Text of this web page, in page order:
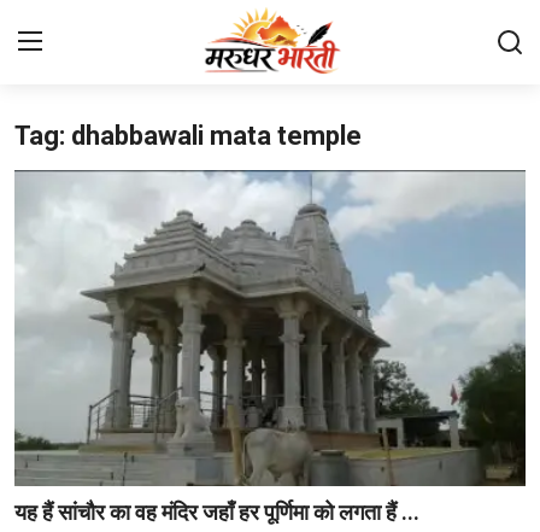
Home
बिजनेस
मनोरंजन
Tag: dhabbawali mata temple
यह हैं सांचौर का वह मंदिर जहाँ हर पूर्णिमा को लगता हैं ...